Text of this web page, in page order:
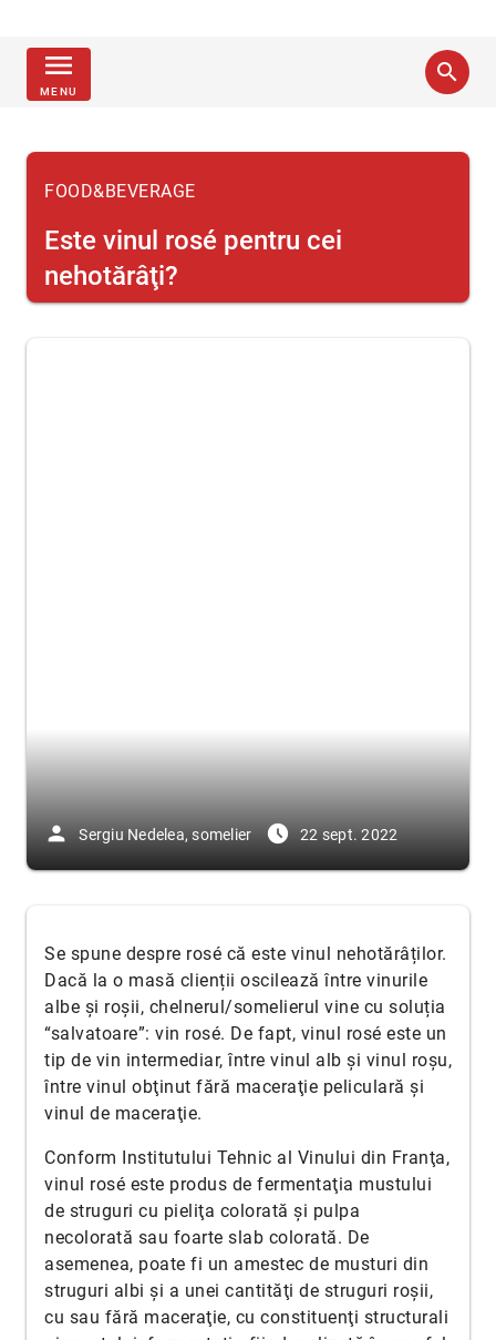
menu
MENU
search
FOOD&BEVERAGE
Este vinul rosé pentru cei
nehotărâţi?
person Sergiu Nedelea, somelier access_time_filled 22 sept. 2022
Se spune despre rosé că este vinul nehotărâților.
Dacă la o masă clienții oscilează între vinurile
albe și roșii, chelnerul/somelierul vine cu soluția
“salvatoare”: vin rosé. De fapt, vinul rosé este un
tip de vin intermediar, între vinul alb şi vinul roşu,
între vinul obţinut fără maceraţie peliculară şi
vinul de maceraţie.
Conform Institutului Tehnic al Vinului din Franţa,
vinul rosé este produs de fermentaţia mustului
de struguri cu pieliţa colorată şi pulpa
necolorată sau foarte slab colorată. De
asemenea, poate fi un amestec de musturi din
struguri albi şi a unei cantităţi de struguri roșii,
cu sau fără maceraţie, cu constituenţi structurali